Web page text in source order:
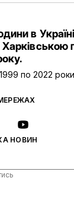
НОВИН
в
1999 по 2022